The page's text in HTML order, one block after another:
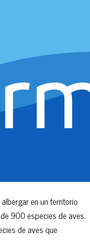
en un territorio
900 especies de aves,
de aves que